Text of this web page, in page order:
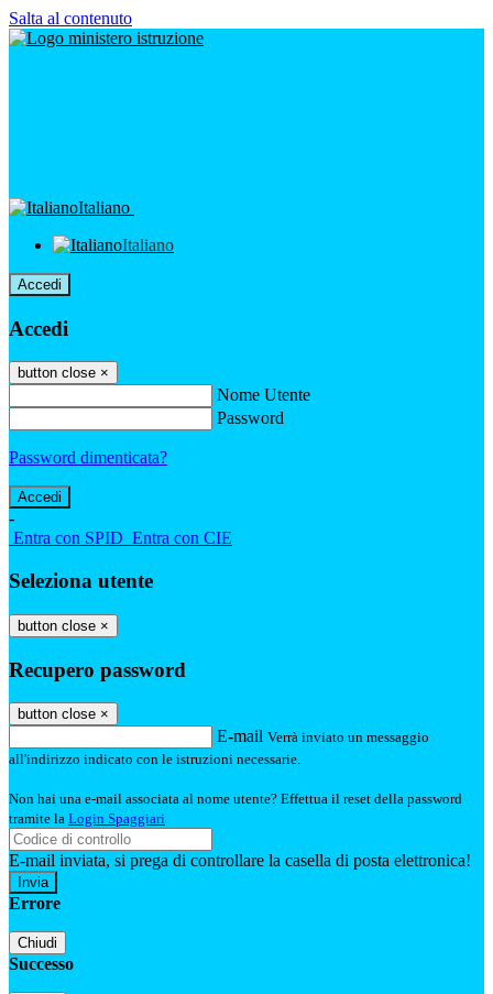
Salta al contenuto
Italiano
Italiano
Accedi
Accedi
button close ×
Nome Utente
Password
Password dimenticata?
-
Entra con SPID Entra con CIE
Seleziona utente
button close ×
Recupero password
button close ×
E-mail Verrà inviato un messaggio
all'indirizzo indicato con le istruzioni necessarie.
Non hai una e-mail associata al nome utente? Effettua il reset della password
tramite la Login Spaggiari
E-mail inviata, si prega di controllare la casella di posta elettronica!
Errore
Chiudi
Successo